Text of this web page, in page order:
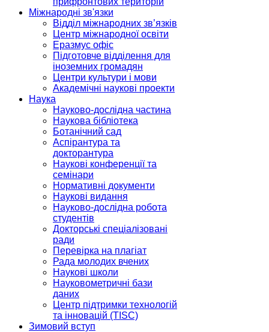
Міжнародні зв'язки
Відділ міжнародних зв’язків
Центр міжнародної освіти
Еразмус офіс
Підготовче відділення для
іноземних громадян
Центри культури і мови
Академічні наукові проекти
Наука
Науково-дослідна частина
Наукова бібліотека
Ботанічний сад
Аспірантура та
докторантура
Наукові конференції та
семінари
Нормативні документи
Наукові видання
Науково-дослідна робота
студентів
Докторські спеціалізовані
ради
Перевірка на плагіат
Рада молодих вчених
Наукові школи
Науковометричні бази
даних
Центр підтримки технологій
та інновацій (TISC)
Зимовий вступ